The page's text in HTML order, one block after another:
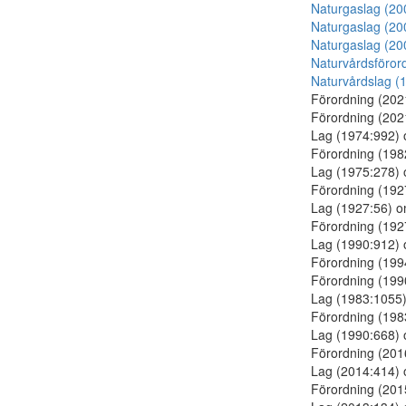
Naturgaslag
Naturgaslag
Naturgaslag
Naturvårdslag
Förordning
Förordning
Lag (1974:992)
Förordning
Lag (1975:278)
Förordning
Lag (1927:56)
Förordning
Lag (1990:912)
Förordning
Förordning
Lag
Förordning
Lag (1990:668)
Förordning
Lag (2014:414)
Förordning